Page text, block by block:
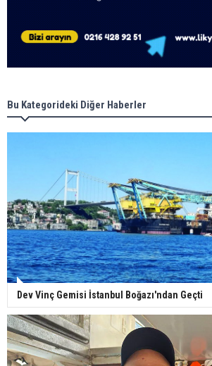
Bu Kategorideki Diğer Haberler
Dev Vinç Gemisi İstanbul Boğazı'ndan Geçti